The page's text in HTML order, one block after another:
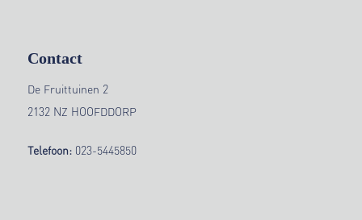
Contact
De Fruittuinen 2
2132 NZ HOOFDDORP
Telefoon:023-5445850